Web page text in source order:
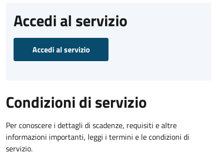
Accedi al servizio
Accedi al servizio
Condizioni di servizio
Per conoscere i dettagli di scadenze, requisiti e altre
informazioni importanti, leggi i termini e le condizioni di
servizio.